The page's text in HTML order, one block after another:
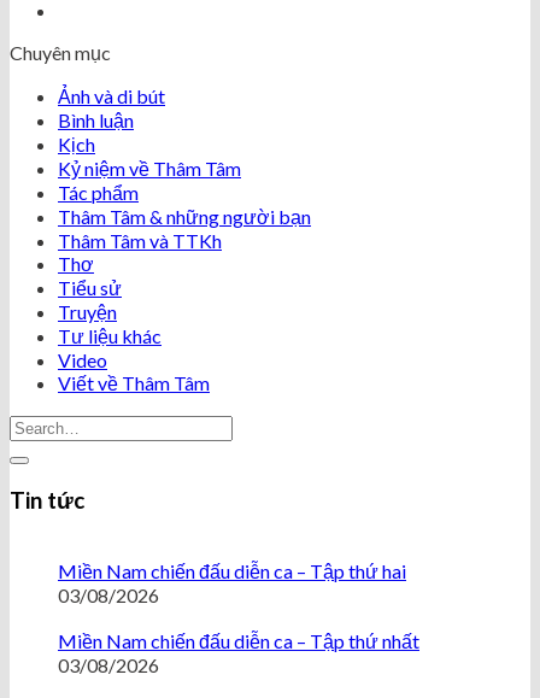
Chuyên mục
Ảnh và di bút
Bình luận
Kịch
Kỷ niệm về Thâm Tâm
Tác phẩm
Thâm Tâm & những người bạn
Thâm Tâm và TTKh
Thơ
Tiểu sử
Truyện
Tư liệu khác
Video
Viết về Thâm Tâm
Tin tức
Miền Nam chiến đấu diễn ca – Tập thứ hai
03/08/2026
Miền Nam chiến đấu diễn ca – Tập thứ nhất
03/08/2026